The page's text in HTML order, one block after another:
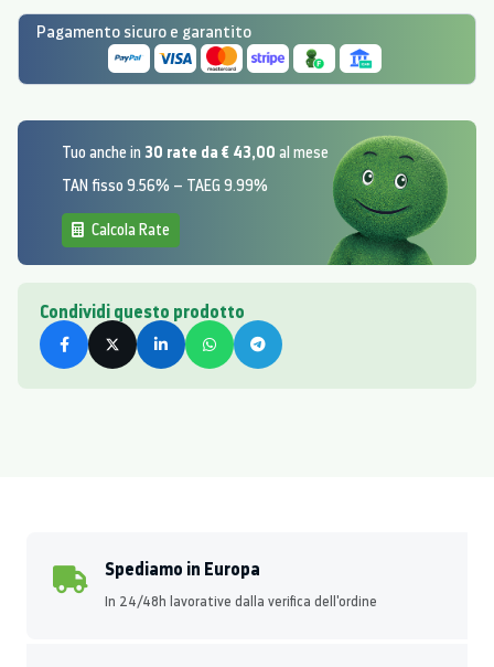
Pagamento sicuro e garantito
Tuo anche in 30 rate da € 43,00 al mese
TAN fisso 9.56% – TAEG 9.99%
Calcola Rate
Condividi questo prodotto
Spediamo in Europa
In 24/48h lavorative dalla verifica dell'ordine